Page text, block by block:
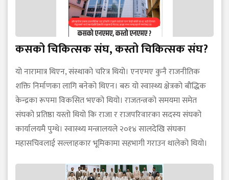
कसको चिकित्सक संघ, कस्तो चिकित्सक संघ?
यो नारामात्र थिएन, संस्थाको चरित्र थियो। एनएमए कुनै राजनीतिक
शक्ति निर्माणका लागि बनेको थिएन। बरु यो स्वास्थ्य क्षेत्रको बौद्धिक
केन्द्रका रूपमा विकसित भएको थियो। राजतन्त्रको समयमा समेत
संघको प्रतिष्ठा यस्तो थियो कि राजा र राजपरिवारका सदस्य संघको
कार्यालयमै पुग्थे। स्वास्थ्य मन्त्रालयले २०१४ सालदेखि संघका
महासचिवलाई सल्लाहकार भूमिकामा सहभागी गराउन थालेको थियो।